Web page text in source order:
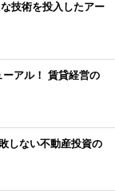
技術を投入したアー
ーアル！ 賃貸経営の
しない不動産投資の